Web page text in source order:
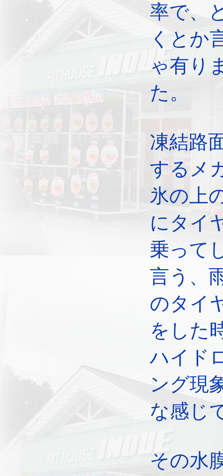
率で、
くとか
ゃ有り
た。
凍結路
するメ
氷の上
にタイ
乗って
言う、
のタイ
をした
ハイド
ング現
な感じ
その水